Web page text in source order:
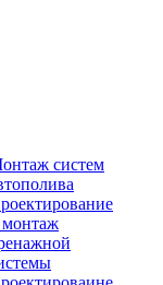
систем